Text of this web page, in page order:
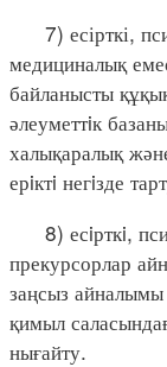
7) есірткі,
медициналық
байланысты
әлеуметтiк
халықаралық
ерiктi негiзде
8) есiрткi,
прекурсорлар
заңсыз
қимыл
нығайту.